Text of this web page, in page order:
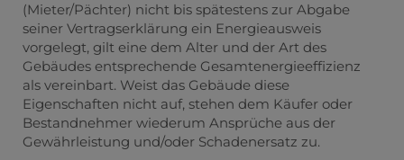
(Mieter/Pächter) nicht bis spätestens zur Abgabe
seiner Vertragserklärung ein Energieausweis
vorgelegt, gilt eine dem Alter und der Art des
Gebäudes entsprechende Gesamtenergieeffizienz
als vereinbart. Weist das Gebäude diese
Eigenschaften nicht auf, stehen dem Käufer oder
Bestandnehmer wiederum Ansprüche aus der
Gewährleistung und/oder Schadenersatz zu.